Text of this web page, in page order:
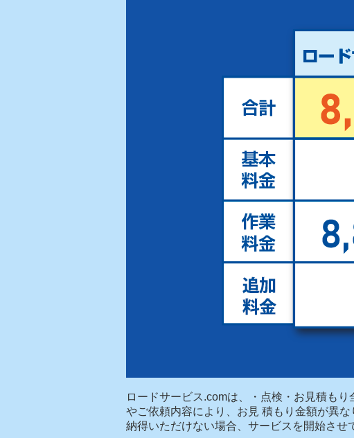
ロードサービス.comは、・点検・お見積も
やご依頼内容により、お見 積もり金額が異
納得いただけない場合、サービスを開始させ